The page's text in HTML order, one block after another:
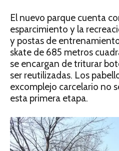
El nuevo parque cuenta
esparcimiento y la
y postas de
skate de 685 metros
se encargan de triturar
ser reutilizadas. Los
excomplejo carcelario no
esta primera etapa.